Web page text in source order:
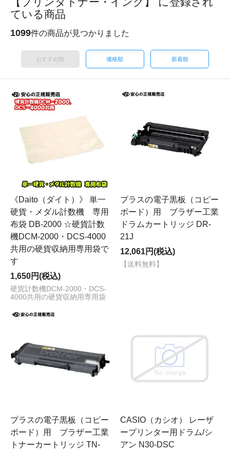
ている商品
1099件の商品が見つかりました
おすすめ順 価格順 新着順
《Daito（ダイト）》 単一
硬貨・メダル計数機 専用
布袋 DB-2000 ☆硬貨計数
機DCM-2000・DCS-4000
共用の硬貨収納用専用袋で
す
1,650円(税込)
硬貨計数機DCM-2000・DCS-
4000共用の硬貨収納用専用袋
プラスの電子黒板（コピー
ボード）用 ブラザー工業
ドラムカートリッジ DR-
21J
12,061円(税込)
【送料無料】
プラスの電子黒板（コピー
ボード）用 ブラザー工業
トナーカートリッジ TN-
CASIO（カシオ） レーザ
ープリンター用ドラム/シ
アン N30-DSC